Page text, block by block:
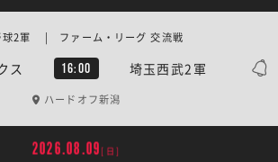
ス 16:00 埼玉西武2軍
球2軍 | ファーム・リーグ 交流戦
ハードオフ新潟
2026.08.09 [日]